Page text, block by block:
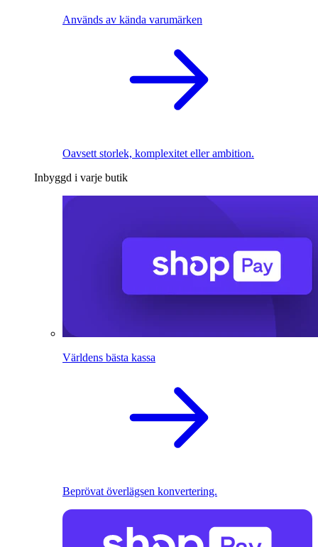
Används av kända varumärken
Oavsett storlek, komplexitet eller ambition.
Inbyggd i varje butik
Världens bästa kassa
Beprövat överlägsen konvertering.